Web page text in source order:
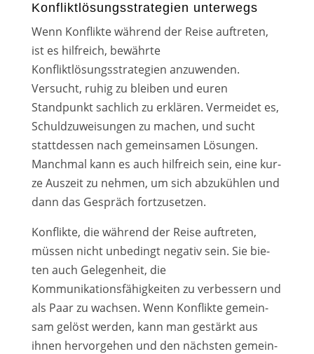
Konfliktlösungsstrategien unterwegs
Wenn Konflikte wäh­rend der Reise auf­tre­ten,
ist es hilf­reich, bewähr­te
Konfliktlösungsstrategien anzu­wen­den.
Versucht, ruhig zu blei­ben und euren
Standpunkt sach­lich zu erklä­ren. Vermeidet es,
Schuldzuweisungen zu machen, und sucht
statt­des­sen nach gemein­sa­men Lösungen.
Manchmal kann es auch hilf­reich sein, eine kur­
ze Auszeit zu neh­men, um sich abzu­küh­len und
dann das Gespräch fort­zu­set­zen.
Konflikte, die wäh­rend der Reise auf­tre­ten,
müs­sen nicht unbe­dingt nega­tiv sein. Sie bie­
ten auch Gelegenheit, die
Kommunikationsfähigkeiten zu ver­bes­sern und
als Paar zu wach­sen. Wenn Konflikte gemein­
sam gelöst wer­den, kann man gestärkt aus
ihnen her­vor­ge­hen und den nächs­ten gemein­